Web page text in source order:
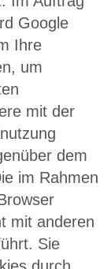
Google
Ihre
um
mit der
dem
im Rahmen
mit anderen
Sie